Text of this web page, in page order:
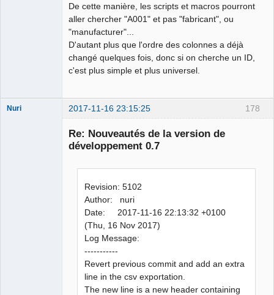
De cette manière, les scripts et macros pourront
aller chercher "A001" et pas "fabricant", ou
"manufacturer"...
D'autant plus que l'ordre des colonnes a déjà
changé quelques fois, donc si on cherche un ID,
c'est plus simple et plus universel.
178
Nuri 2017-11-16 23:15:25
Re: Nouveautés de la version de
développement 0.7
Revision: 5102
Author: nuri
Date: 2017-11-16 22:13:32 +0100
(Thu, 16 Nov 2017)
Log Message:
-----------
Revert previous commit and add an extra
line in the csv exportation.
The new line is a new header containing